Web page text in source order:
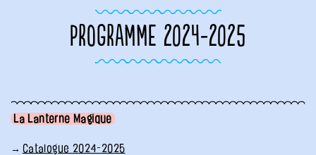
PROGRAMME 2024-2025
La Lanterne Magique
Catalogue 2024-2025